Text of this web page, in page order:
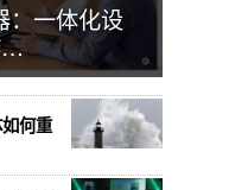
：一体化设
…
何重